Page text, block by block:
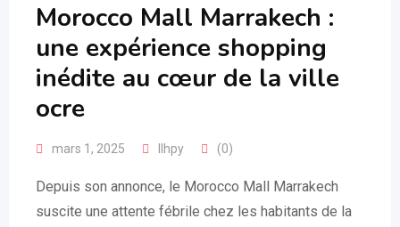
Morocco Mall Marrakech :
une expérience shopping
inédite au cœur de la ville
ocre
mars 1, 2025 llhpy (0)
Depuis son annonce, le Morocco Mall Marrakech
suscite une attente fébrile chez les habitants de la